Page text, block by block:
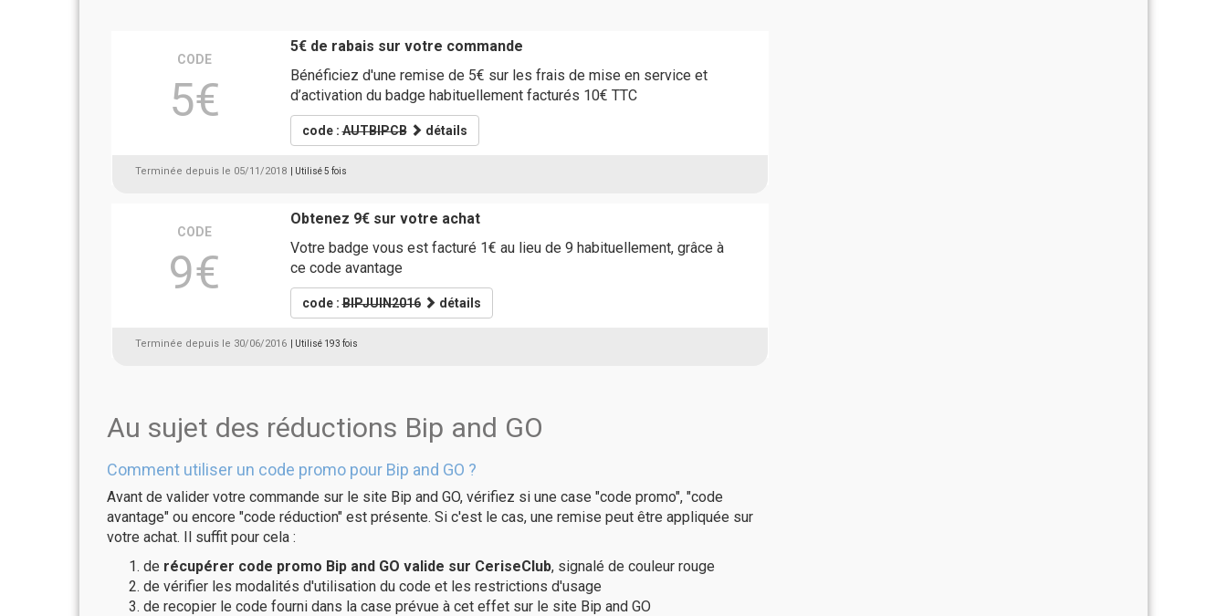
CODE
5€
5€ de rabais sur votre commande
Bénéficiez d'une remise de 5€ sur les frais de mise en service et
d’activation du badge habituellement facturés 10€ TTC
code :AUTBIPCB détails
Terminée depuis le 05/11/2018 | Utilisé 5 fois
CODE
9€
Obtenez 9€ sur votre achat
Votre badge vous est facturé 1€ au lieu de 9 habituellement, grâce à
ce code avantage
code :BIPJUIN2016 détails
Terminée depuis le 30/06/2016 | Utilisé 193 fois
Au sujet des réductions Bip and GO
Comment utiliser un code promo pour Bip and GO ?
Avant de valider votre commande sur le site Bip and GO, vérifiez si une case "code promo", "code
avantage" ou encore "code réduction" est présente. Si c'est le cas, une remise peut être appliquée sur
votre achat. Il suffit pour cela :
de récupérer code promo Bip and GO valide sur CeriseClub, signalé de couleur rouge
de vérifier les modalités d'utilisation du code et les restrictions d'usage
de recopier le code fourni dans la case prévue à cet effet sur le site Bip and GO